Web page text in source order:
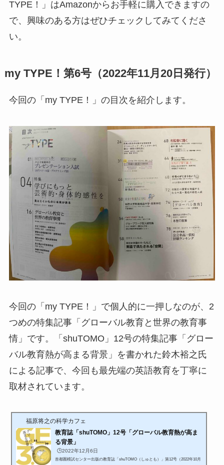
TYPE！」はAmazonからお手軽に購入できますの
で、興味のある方はぜひチェックしてみてくださ
い。
my TYPE！第6号（2022年11月20日発行）
今回の「my TYPE！」の目次を紹介します。
今回の「my TYPE！」で個人的に一押しなのが、2
つめの特集記事「グローバル教育と世界の教育事
情」です。「shuTOMO」12号の特集記事「グロー
バル教育熱が高まる背景」を書かれた鈴木裕之氏
による記事で、今回も最先端の英語教育を丁寧に
取材されています。
福原将之の科学カフェ
教育誌「shuTOMO」12号「グローバル教育熱が高ま
る背景」
🕒️2022年12月6日
首都圏模試センター出版の教育誌「shuTOMO（しゅとも）」第12号（2022年10月